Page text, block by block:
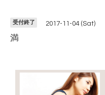
受付終了 2017-11-04 (Sat)
満